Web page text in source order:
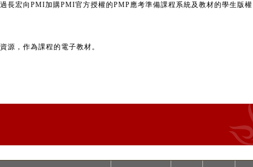
長宏向PMI加購PMI官方授權的PMP應考準備課程系統及教材的學生版
，作為課程的電子教材。